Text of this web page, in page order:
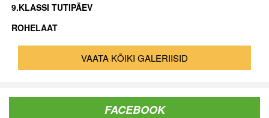
9.KLASSI TUTIPÄEV
ROHELAAT
VAATA KÕIKI GALERIISID
FACEBOOK